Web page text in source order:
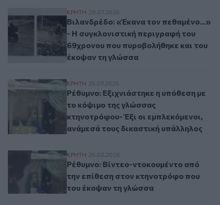
Βιλανδρέδο: «Έκανα τον πεθαμένο...» -
ΚΡΗΤΗ 29.07.2026
Βιλανδρέδο: «Έκανα τον πεθαμένο...»
- Η συγκλονιστική περιγραφή του
69χρονου που πυροβολήθηκε και του
έκοψαν τη γλώσσα
Ρέθυμνο: Εξιχνιάστηκε η υπόθεση με το
ΚΡΗΤΗ 25.07.2026
Ρέθυμνο: Εξιχνιάστηκε η υπόθεση με
το κόψιμο της γλώσσας
κτηνοτρόφου- Έξι οι εμπλεκόμενοι,
ανάμεσά τους δικαστική υπάλληλος
Ρέθυμνο: Βίντεο-ντοκουμέντο από την
ΚΡΗΤΗ 25.02.2026
Ρέθυμνο: Βίντεο-ντοκουμέντο από
την επίθεση στον κτηνοτρόφο που
του έκοψαν τη γλώσσα